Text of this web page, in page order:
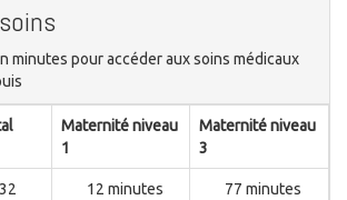
minutes pour accéder aux soins médicaux
Maternité niveau
1
Maternité niveau
3
32
12 minutes 77 minutes